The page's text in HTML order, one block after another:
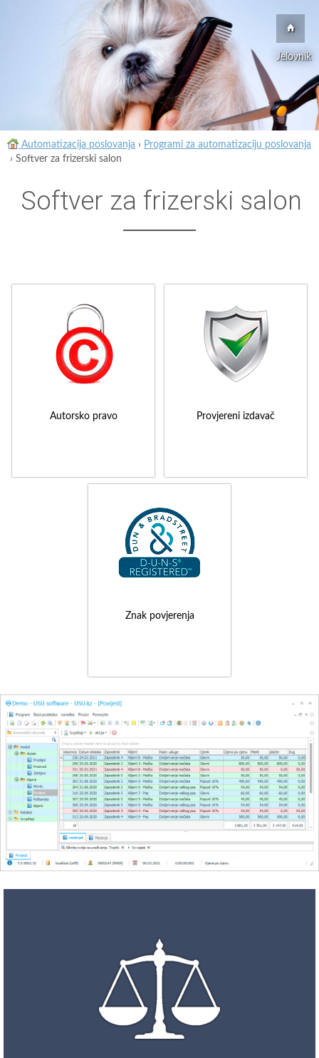
Jelovnik
Automatizacija poslovanja › Programi za automatizaciju poslovanja
› Softver za frizerski salon
Softver za frizerski salon
Autorsko pravo Provjereni izdavač
Znak povjerenja